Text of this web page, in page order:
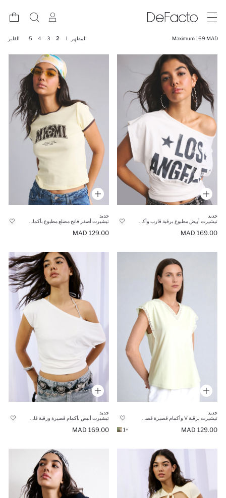
Maximum 169 MAD المظهر 1
2
3
4
5 الفلتر
جديد
169.00 MAD
جديد
129.00 MAD
جديد
129.00 MAD
+1
جديد
169.00 MAD